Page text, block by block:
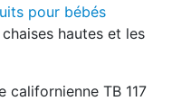
pour bébés
hautes et les
californienne TB 117